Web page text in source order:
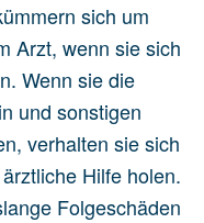
sich um
Arzt, wenn sie sich
Wenn sie die
und sonstigen
verhalten sie sich
Hilfe holen.
Folgeschäden